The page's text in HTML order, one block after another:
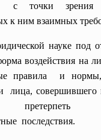
с точки зрения
к ним взаимных
науке под
воздействия на
правила и
лица, совершившего
претерпеть
последствия.